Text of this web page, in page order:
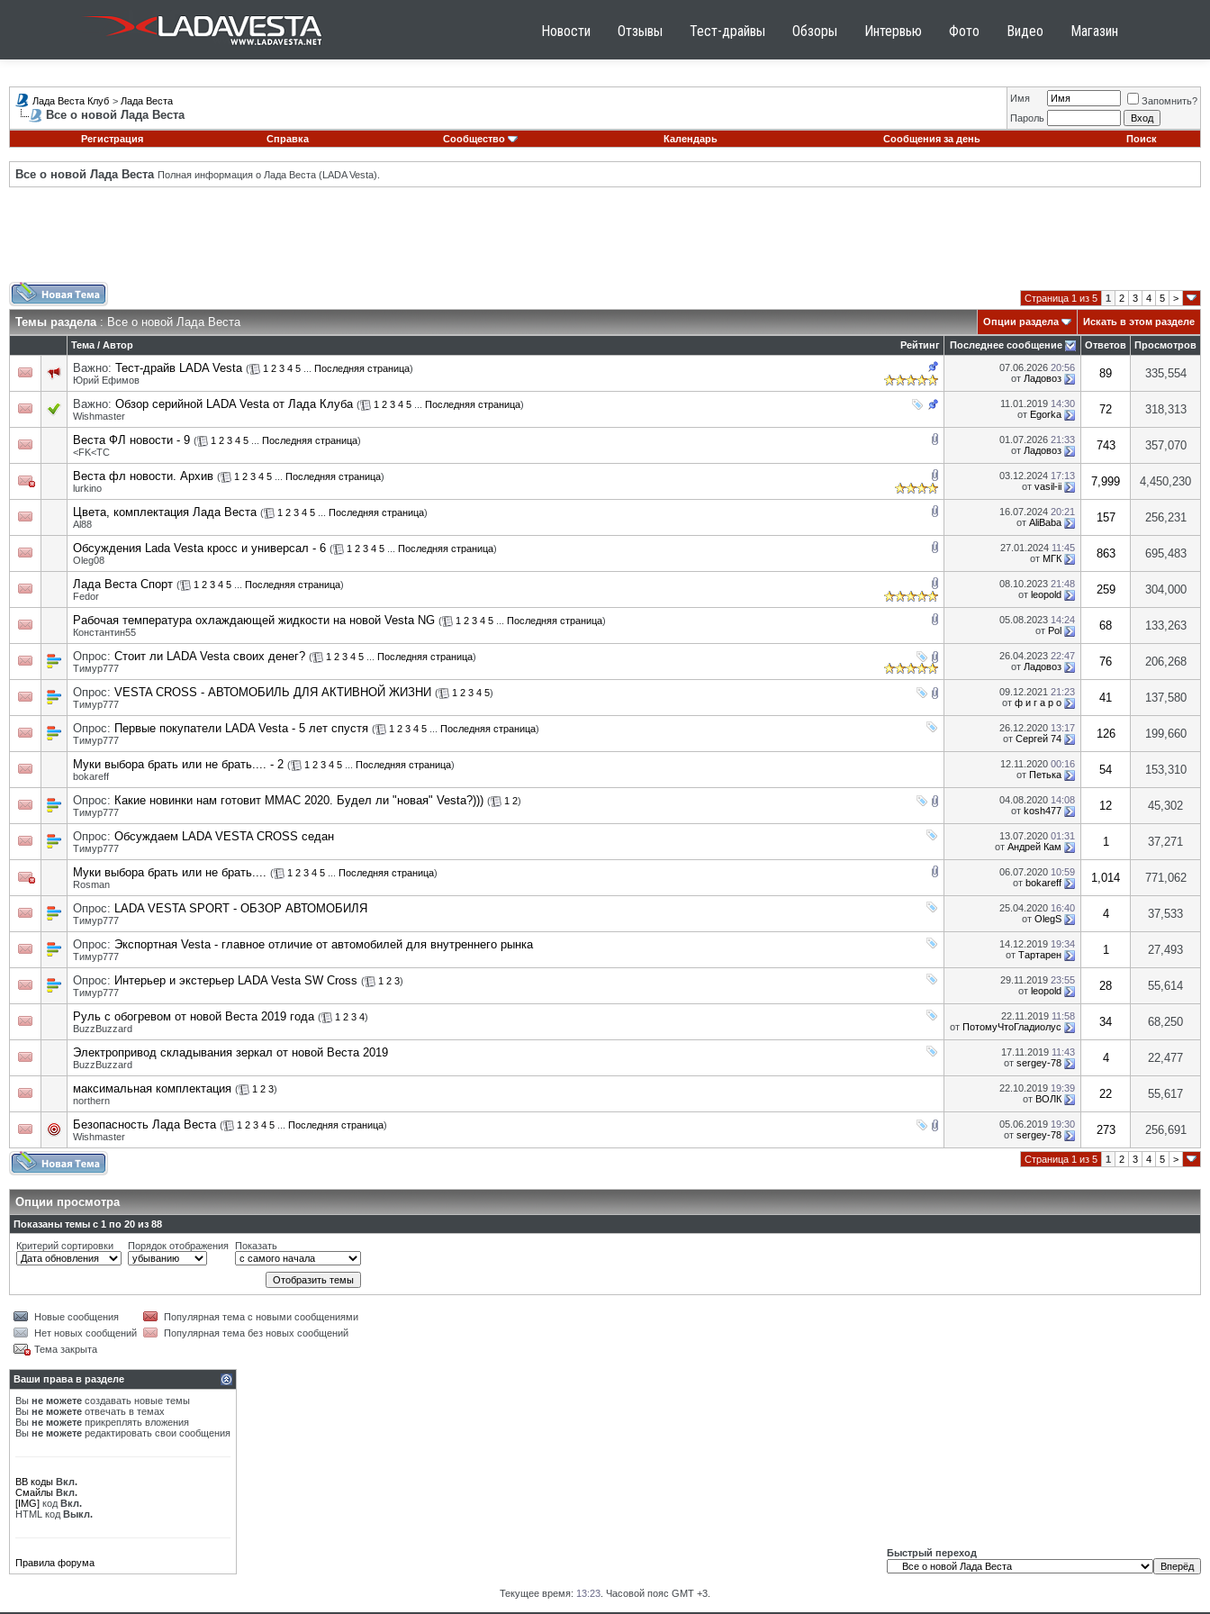
Новости Отзывы Тест-драйвы Обзоры Интервью Фото Видео Магазин
Лада Веста Клуб > Лада Веста
Все о новой Лада Веста
Имя
Запомнить?
Пароль
Регистрация
Справка Сообщество Календарь Сообщения за день Поиск
Все о новой Лада Веста Полная информация о Лада Веста (LADA Vesta).
Страница 1 из 5 1 2 3 4 5 >
Темы раздела: Все о новой Лада Веста Опции раздела Искать в этом разделе
Рейтинг
Тема / Автор Последнее сообщение Ответов Просмотров
Важно: Тест-драйв LADA Vesta ( 1 2 3 4 5 Последняя страница)
Юрий Ефимов
07.06.2026 20:56
от Ладовоз 89 335,554
Важно: Обзор серийной LADA Vesta от Лада Клуба ( 1 2 3 4 5 Последняя страница)
Wishmaster
11.01.2019 14:30
от Egorka 72 318,313
Веста ФЛ новости - 9 ( 1 2 3 4 5 Последняя страница)
<FK<TC
01.07.2026 21:33
от Ладовоз 743 357,070
Веста фл новости. Архив ( 1 2 3 4 5 Последняя страница)
lurkino
03.12.2024 17:13
от vasil-ii 7,999 4,450,230
Цвета, комплектация Лада Веста ( 1 2 3 4 5 Последняя страница)
Al88
16.07.2024 20:21
от AliBaba 157 256,231
Обсуждения Lada Vesta кросс и универсал - 6 ( 1 2 3 4 5 Последняя страница)
Oleg08
27.01.2024 11:45
от МГК 863 695,483
Лада Веста Спорт ( 1 2 3 4 5 Последняя страница)
Fedor
08.10.2023 21:48
от leopold 259 304,000
Рабочая температура охлаждающей жидкости на новой Vesta NG ( 1 2 3 4 5 Последняя страница)
Константин55
05.08.2023 14:24
от Pol 68 133,263
Опрос: Стоит ли LADA Vesta своих денег? ( 1 2 3 4 5 Последняя страница)
Тимур777
26.04.2023 22:47
от Ладовоз 76 206,268
Опрос: VESTA CROSS - АВТОМОБИЛЬ ДЛЯ АКТИВНОЙ ЖИЗНИ ( 1 2 3 4 5)
Тимур777
09.12.2021 21:23
от ф и г а р о 41 137,580
Опрос: Первые покупатели LADA Vesta - 5 лет спустя ( 1 2 3 4 5 Последняя страница)
Тимур777
26.12.2020 13:17
от Сергей 74 126 199,660
Муки выбора брать или не брать.... - 2 ( 1 2 3 4 5 Последняя страница)
bokareff
12.11.2020 00:16
от Петька 54 153,310
Опрос: Какие новинки нам готовит MMAC 2020. Будел ли "новая" Vesta?))) ( 1 2)
Тимур777
04.08.2020 14:08
от kosh477 12 45,302
Опрос: Обсуждаем LADA VESTA CROSS седан
Тимур777
13.07.2020 01:31
от Андрей Кам 1 37,271
Муки выбора брать или не брать.... ( 1 2 3 4 5 Последняя страница)
Rosman
06.07.2020 10:59
от bokareff 1,014 771,062
Опрос: LADA VESTA SPORT - ОБЗОР АВТОМОБИЛЯ
Тимур777
25.04.2020 16:40
от OlegS 4 37,533
Опрос: Экспортная Vesta - главное отличие от автомобилей для внутреннего рынка
Тимур777
14.12.2019 19:34
от Тартарен 1 27,493
Опрос: Интерьер и экстерьер LADA Vesta SW Cross ( 1 2 3)
Тимур777
29.11.2019 23:55
от leopold 28 55,614
Руль с обогревом от новой Веста 2019 года ( 1 2 3 4)
BuzzBuzzard
22.11.2019 11:58
от ПотомуЧтоГладиолус 34 68,250
Электропривод складывания зеркал от новой Веста 2019
BuzzBuzzard
17.11.2019 11:43
от sergey-78 4 22,477
максимальная комплектация ( 1 2 3)
northern
22.10.2019 19:39
от ВОЛК 22 55,617
Безопасность Лада Веста ( 1 2 3 4 5 Последняя страница)
Wishmaster
05.06.2019 19:30
от sergey-78 273 256,691
Страница 1 из 5 1 2 3 4 5 >
Опции просмотра
Показаны темы с 1 по 20 из 88
Критерий сортировки
Порядок отображения Показать
Новые сообщения
Популярная тема с новыми сообщениями
Нет новых сообщений
Популярная тема без новых сообщений
Тема закрыта
Ваши права в разделе
Вы не можете создавать новые темы
Вы не можете отвечать в темах
Вы не можете прикреплять вложения
Вы не можете редактировать свои сообщения
BB коды Вкл.
Смайлы Вкл.
[IMG] код Вкл.
HTML код Выкл.
Правила форума
Быстрый переход
Текущее время: 13:23 . Часовой пояс GMT +3.